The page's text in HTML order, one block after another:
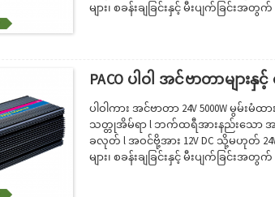
များ၊ စခန်းချခြင်းနှင့် မီးပျက်ခြင်းအ
ဘိုင်းအိမ်များတွင် အသုံးပြုရန်။· ပါဝ
PACO ပါဝါ အင်ဗာတာများနှင့်
ပါဝါကား အင်ဗာတာ 24V 5000W မွမ်း
သတ္တုအိမ်ရာ l ဘက်ထရီအားနည်းသော အခ
ခလုတ် l အဝင်ဗို့အား 12V DC သို့မဟုတ်
များ၊ စခန်းချခြင်းနှင့် မီးပျက်ခြင်းအ